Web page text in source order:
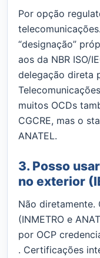
Por opção
“designação”
aos da NBR ISO/
delegação direta
muitos OCDs
CGCRE, mas o
ANATEL.
3. Posso
no exterior
Não diretamente.
(INMETRO e
por OCP
. Certificações